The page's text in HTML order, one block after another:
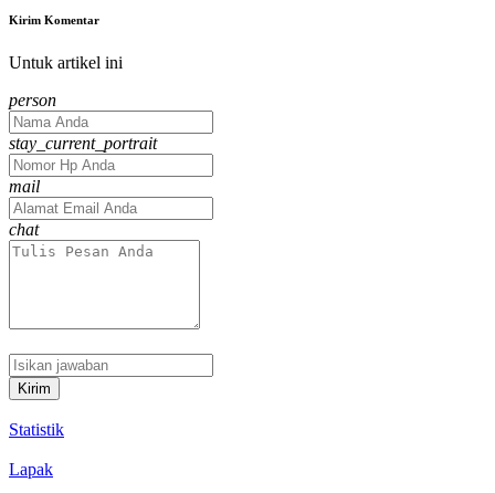
Kirim Komentar
Untuk artikel ini
Your
Name
person
No.
Hp
stay_current_portrait
Email
address
mail
Message
chat
Kirim
Statistik
Lapak